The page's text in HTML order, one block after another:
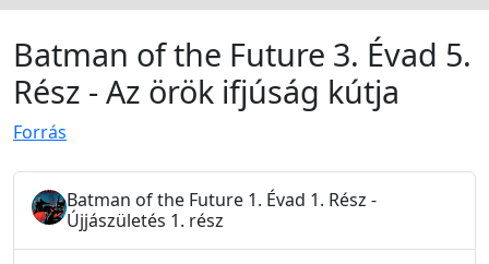
Batman of the Future 3. Évad 5.
Rész - Az örök ifjúság kútja
Forrás
Batman of the Future 1. Évad 1. Rész -
Újjászületés 1. rész